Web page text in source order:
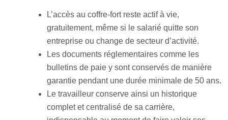
L’accès au coffre-fort reste actif à vie,
gratuitement, même si le salarié quitte son
entreprise ou change de secteur d’activité.
Les documents réglementaires comme les
bulletins de paie y sont conservés de manière
garantie pendant une durée minimale de 50 ans.
Le travailleur conserve ainsi un historique
complet et centralisé de sa carrière,